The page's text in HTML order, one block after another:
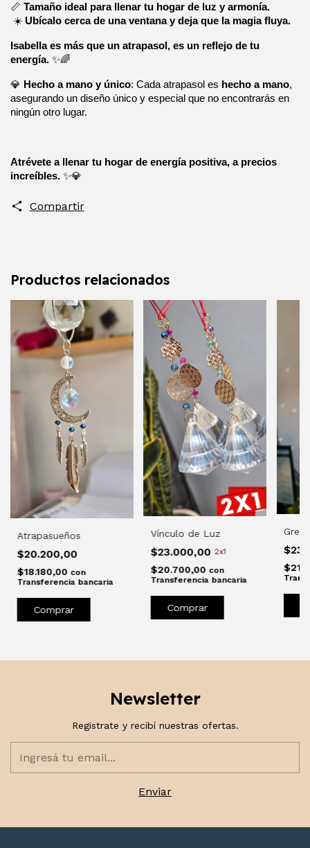
📏 Tamaño ideal para llenar tu hogar de luz y armonía.
☀️ Ubícalo cerca de una ventana y deja que la magia fluya.
Isabella es más que un atrapasol, es un reflejo de tu
energía. ✨🌈
💎 Hecho a mano y único: Cada atrapasol es hecho a mano,
asegurando un diseño único y especial que no encontrarás en
ningún otro lugar.
Atrévete a llenar tu hogar de energía positiva, a precios
increíbles. ✨💎
Compartir
Productos relacionados
Atrapasueños
$20.200,00
$18.180,00 con
Transferencia bancaria
Vínculo de Luz
$23.000,00 2x1
$20.700,00 con
Transferencia bancaria
Comprar
Newsletter
Registrate y recibí nuestras ofertas.